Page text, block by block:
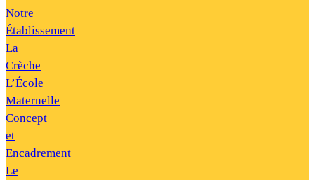
Notre
Établissement
La
Crèche
L’École
Maternelle
Concept
et
Encadrement
Le